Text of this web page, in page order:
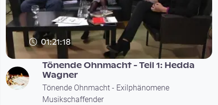
01:21:18
Tönende Ohnmacht - Teil 1: Hedda
Wagner
Tönende Ohnmacht - Exilphänomene
Musikschaffender